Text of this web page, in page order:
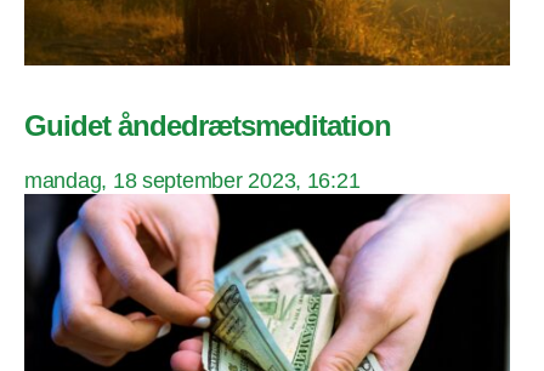
Guidet åndedrætsmeditation
mandag, 18 september 2023, 16:21